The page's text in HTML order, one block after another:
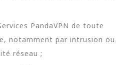
PandaVPN de toute
notamment par intrusion ou
réseau ;